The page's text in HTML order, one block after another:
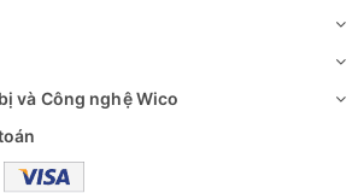
sạch toàn diện.
và nhiệt độ điện tử
thép không gỉ, chống tạo bọt.
của chất lỏng
và Công nghệ Wico